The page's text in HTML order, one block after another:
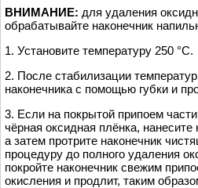
ВНИМАНИЕ: для удаления
обрабатывайте наконечник
1. Установите температуру 250 °C.
2. После стабилизации
наконечника с помощью губки и
3. Если на покрытой припоем
чёрная оксидная плёнка,
а затем протрите наконечник
процедуру до полного удаления
покройте наконечник свежим
окисления и продлит, таким